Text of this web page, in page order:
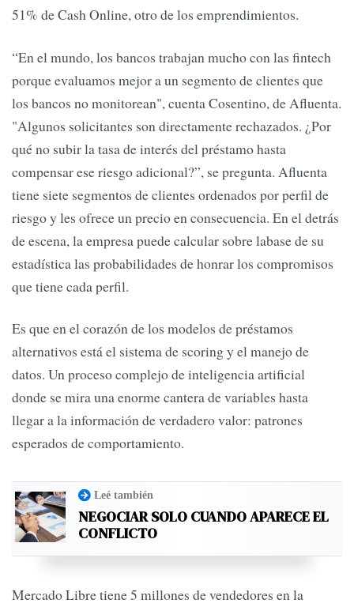
51% de Cash Online, otro de los emprendimientos.
“En el mundo, los bancos trabajan mucho con las fintech
porque evaluamos mejor a un segmento de clientes que
los bancos no monitorean", cuenta Cosentino, de Afluenta.
"Algunos solicitantes son directamente rechazados. ¿Por
qué no subir la tasa de interés del préstamo hasta
compensar ese riesgo adicional?”, se pregunta. Afluenta
tiene siete segmentos de clientes ordenados por perfil de
riesgo y les ofrece un precio en consecuencia. En el detrás
de escena, la empresa puede calcular sobre labase de su
estadística las probabilidades de honrar los compromisos
que tiene cada perfil.
Es que en el corazón de los modelos de préstamos
alternativos está el sistema de scoring y el manejo de
datos. Un proceso complejo de inteligencia artificial
donde se mira una enorme cantera de variables hasta
llegar a la información de verdadero valor: patrones
esperados de comportamiento.
Leé también
NEGOCIAR SOLO CUANDO APARECE EL
CONFLICTO
Mercado Libre tiene 5 millones de vendedores en la